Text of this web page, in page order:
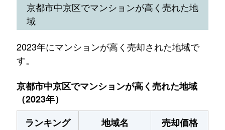
京都市中京区でマンションが高く売れた地
域
2023年にマンションが高く売却された地域で
す。
京都市中京区でマンションが高く売れた地域
（2023年）
ランキング
地域名
売却価格